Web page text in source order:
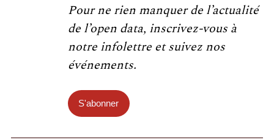
Pour ne rien manquer de l’actualité
de l’open data, inscrivez-vous à
notre infolettre et suivez nos
événements.
S'abonner